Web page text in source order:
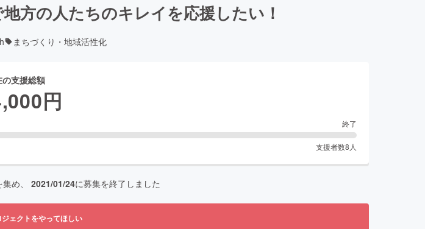
方の人たちのキレイを応援したい！
まちづくり・地域活性化
の支援総額
円
終了
支援者数8 人
め、 2021/01/24に募集を終了しました
ェクトをやってほしい